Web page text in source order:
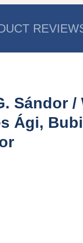
Sándor
Ági,